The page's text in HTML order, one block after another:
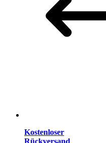
Kostenloser
Rückversand